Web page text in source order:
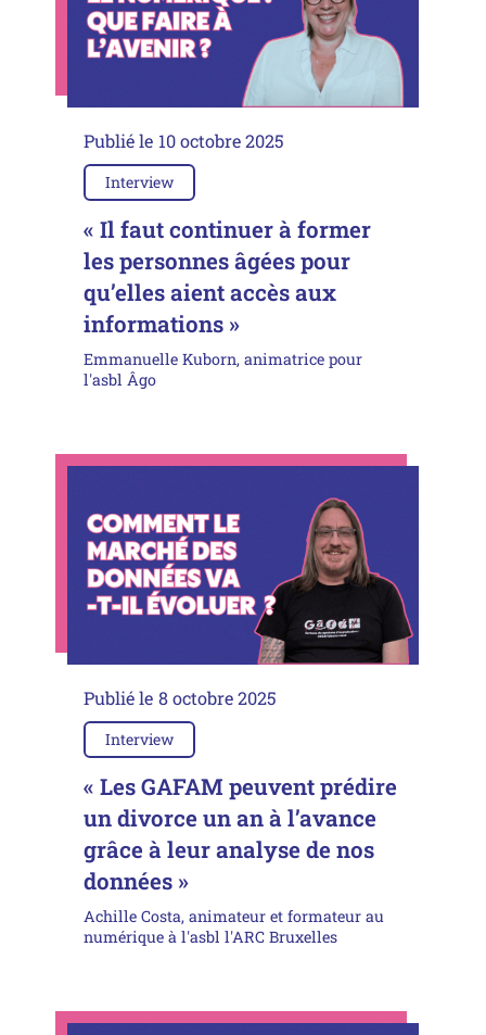
Publié le 10 octobre 2025
Interview
« Il faut continuer à former
les personnes âgées pour
qu’elles aient accès aux
informations »
Emmanuelle Kuborn, animatrice pour
l'asbl Âgo
Publié le 8 octobre 2025
Interview
« Les GAFAM peuvent prédire
un divorce un an à l’avance
grâce à leur analyse de nos
données »
Achille Costa, animateur et formateur au
numérique à l'asbl l'ARC Bruxelles